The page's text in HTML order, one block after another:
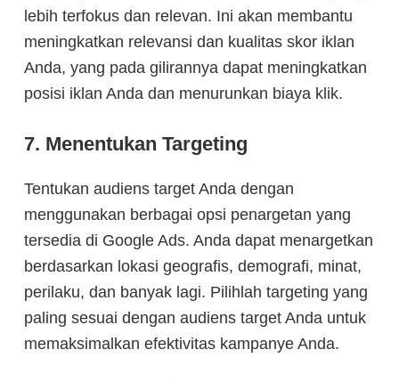
lebih terfokus dan relevan. Ini akan membantu
meningkatkan relevansi dan kualitas skor iklan
Anda, yang pada gilirannya dapat meningkatkan
posisi iklan Anda dan menurunkan biaya klik.
7. Menentukan Targeting
Tentukan audiens target Anda dengan
menggunakan berbagai opsi penargetan yang
tersedia di Google Ads. Anda dapat menargetkan
berdasarkan lokasi geografis, demografi, minat,
perilaku, dan banyak lagi. Pilihlah targeting yang
paling sesuai dengan audiens target Anda untuk
memaksimalkan efektivitas kampanye Anda.